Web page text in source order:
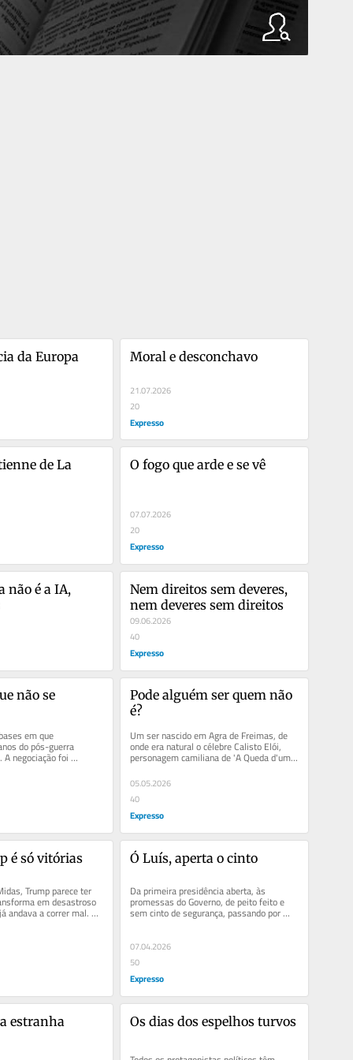
da Europa Moral e desconchavo
21.07.2026
20
Expresso
de La
O fogo que arde e se vê
07.07.2026
20
Expresso
não é a IA,
Nem direitos sem deveres,
nem deveres sem direitos
09.06.2026
40
Expresso
não se
em que
do pós-guerra
negociação foi
ou retórica
Pode alguém ser quem não
é?
Um ser nascido em Agra de Freimas, de
onde era natural o célebre Calisto Elói,
personagem camiliana de 'A Queda d'um
Anjo' que de morgado chega a...
05.05.2026
40
Expresso
é só vitórias
Trump parece ter
em desastroso
andava a correr mal.
dom…
Ó Luís, aperta o cinto
Da primeira presidência aberta, às
promessas do Governo, de peito feito e
sem cinto de segurança, passando por
birras de Ventura, ameaças de...
07.04.2026
50
Expresso
estranha Os dias dos espelhos turvos